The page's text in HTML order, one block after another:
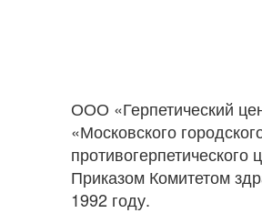
ООО «Герпетический
«Московского
Приказом Комитетом
1992 году.